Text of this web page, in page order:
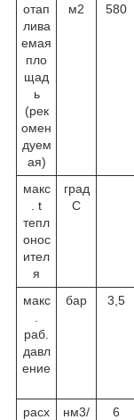
отап
лива
емая
пло
щад
ь
(рек
омен
дуем
ая)
м2 580
макс
. t
тепл
онос
ител
я
град
С
макс
раб.
давл
ение
бар 3,5
расх
нм3/
6